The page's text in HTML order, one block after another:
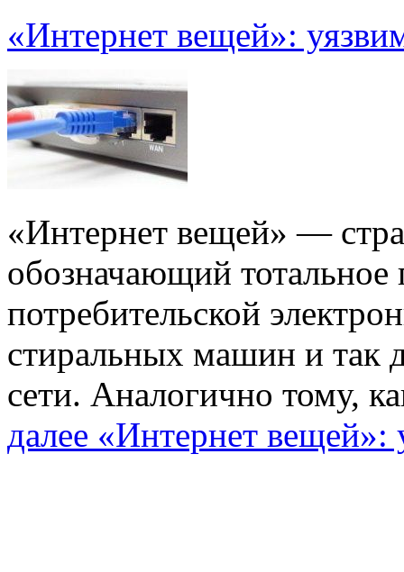
«Интернет вещей»:
«Интернет вещей» —
обозначающий
потребительской
стиральных машин и так
сети. Аналогично тому,
далее «Интернет вещей»: